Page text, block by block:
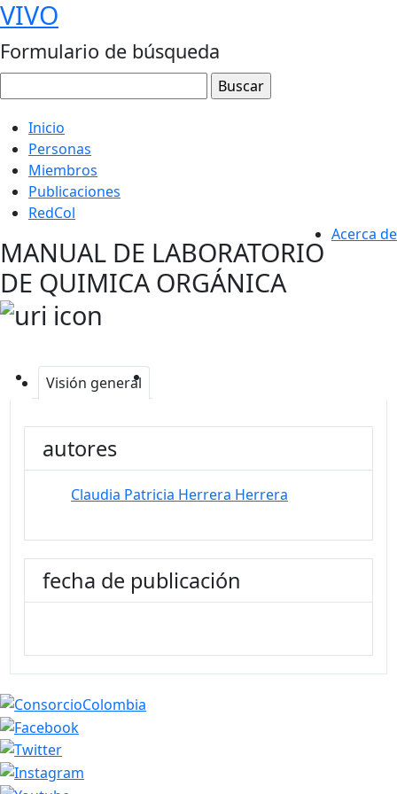
VIVO
Formulario de búsqueda
Inicio
Personas
Miembros
Publicaciones
RedCol
Acerca de
MANUAL DE LABORATORIO
DE QUIMICA ORGÁNICA
Visión general
autores
Claudia Patricia Herrera Herrera
fecha de publicación